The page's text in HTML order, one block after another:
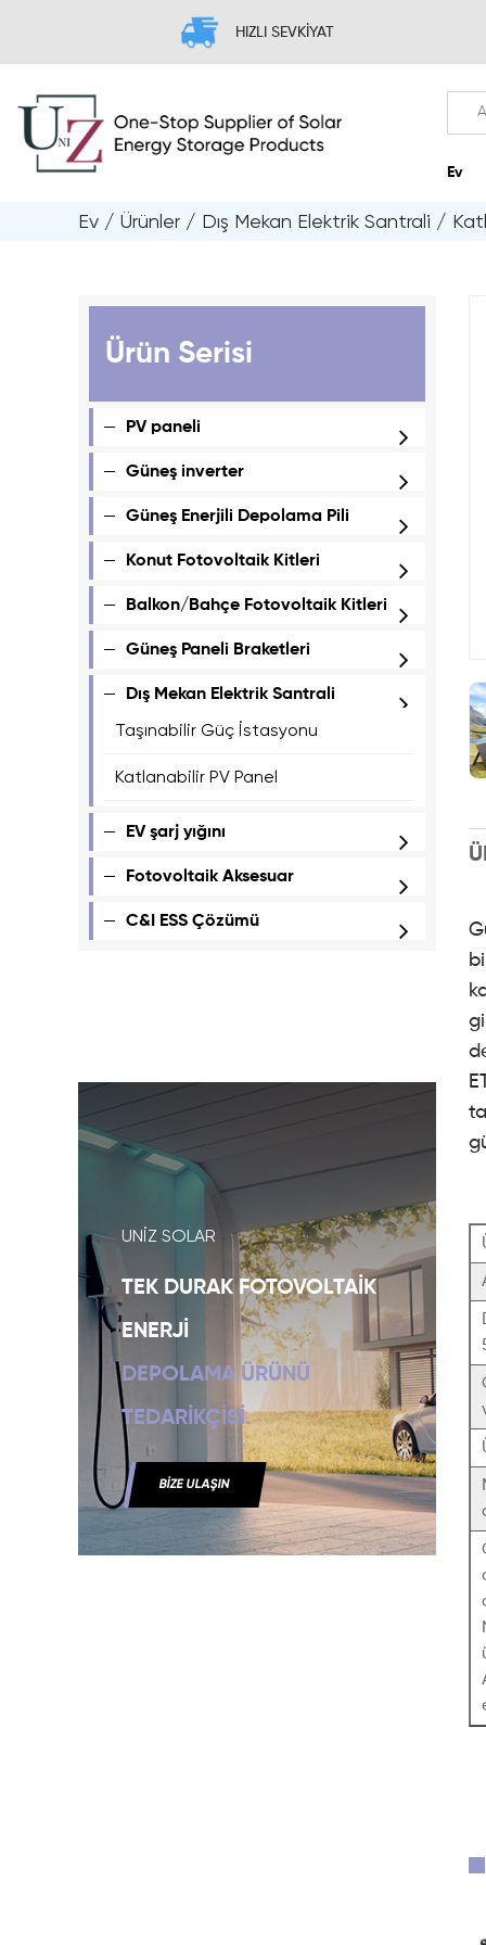
HIZLI SEVKİYAT
Ev / Ürünler / Dış Mekan Elektrik Santrali /
Ürün Serisi
PV paneli
Güneş inverter
Güneş Enerjili Depolama Pili
Konut Fotovoltaik Kitleri
Balkon/Bahçe Fotovoltaik Kitleri
Güneş Paneli Braketleri
Dış Mekan Elektrik Santrali
Taşınabilir Güç İstasyonu
Katlanabilir PV Panel
EV şarj yığını
Fotovoltaik Aksesuar
C&I ESS Çözümü
UNIZ SOLAR
TEK DURAK FOTOVOLTAIK
ENERJI
DEPOLAMA ÜRÜNÜ
TEDARIKÇISI.
BIZE ULAŞIN